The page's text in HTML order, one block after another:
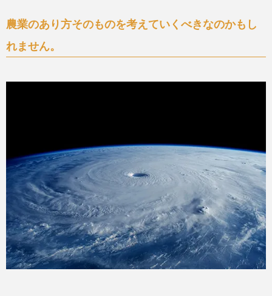
農業のあり方そのものを考えていくべきなのかもし
れません。